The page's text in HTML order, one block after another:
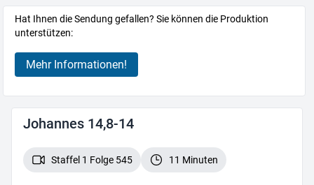
Hat Ihnen die Sendung gefallen? Sie können die Produktion
unterstützen:
Mehr Informationen!
Johannes 14,8-14
Staffel 1 Folge 545 11 Minuten